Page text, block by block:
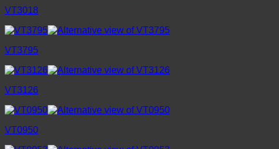
VT3018
VT3795
VT3126
VT0950